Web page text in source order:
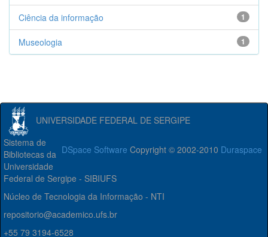
1
Ciência da informação
1
Museologia
UNIVERSIDADE FEDERAL DE SERGIPE
DSpace Software Copyright © 2002-2010 Duraspace
Sistema de
Bibliotecas da
Universidade
Federal de Sergipe - SIBIUFS
Núcleo de Tecnologia da Informação - NTI
repositorio@academico.ufs.br
+55 79 3194-6528